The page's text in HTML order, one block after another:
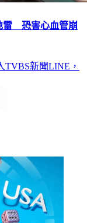
雷 恐害心血管崩
TVBS新聞LINE，